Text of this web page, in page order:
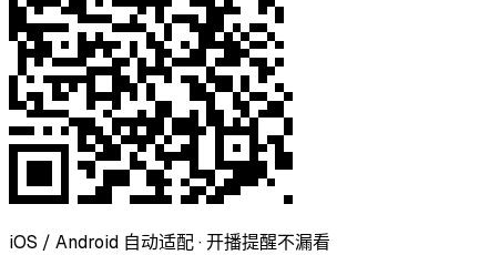
iOS / Android 自动适配 · 开播提醒不漏看